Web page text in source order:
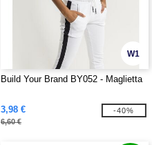
W1
Build Your Brand BY052 - Maglietta
3,98 €
6,60 €
-40%